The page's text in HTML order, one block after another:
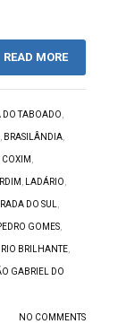
READ MORE
DO TABOADO
BRASILÂNDIA
COXIM
LADÁRIO
DO SUL
GOMES
RIO BRILHANTE
GABRIEL DO
NO COMMENTS